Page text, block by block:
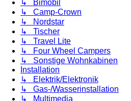
↳ Bimobil
↳ Camp-Crown
↳ Nordstar
↳ Tischer
↳ Travel Lite
↳ Four Wheel Campers
↳ Sonstige Wohnkabinen
Installation
↳ Elektrik/Elektronik
↳ Gas-/Wasserinstallation
↳ Multimedia